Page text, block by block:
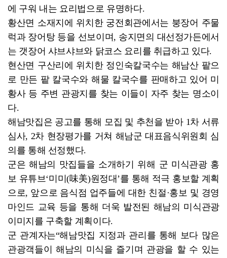
에 구워 내는 요리법으로 유명하다.
황산면 소재지에 위치한 궁전회관에서는 붕장어 주물
럭과 장어탕 등을 선보이며, 송지면의 대선정가든에서
는 갯장어 샤브샤브와 닭코스 요리를 취급하고 있다.
현산면 구산리에 위치한 정인숙칼국수는 해남산 팥으
로 만든 팥 칼국수와 해물 칼국수를 판매하고 있어 미
황사 등 주변 관광지를 찾는 이들이 자주 찾는 명소이
다.
해남맛집은 공고를 통해 모집 및 추천을 받아 1차 서류
심사, 2차 현장평가를 거쳐 해남군 대표음식위원회 심
의를 통해 선정했다.
군은 해남의 맛집들을 소개하기 위해 군 미식관광 홍
보 유튜브‘미미(味美)원정대’를 통해 적극 홍보할 계획
으로, 앞으로 음식점 업주들에 대한 친절·홍보 및 경영
마인드 교육 등을 통해 더욱 발전된 해남의 미식관광
이미지를 구축할 계획이다.
군 관계자는“해남맛집 지정과 관리를 통해 보다 많은
관광객들이 해남의 미식을 즐기며 관광을 할 수 있는